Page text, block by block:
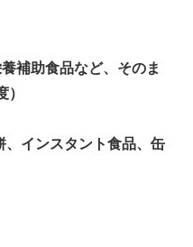
補助食品など、そのま
、インスタント食品、缶